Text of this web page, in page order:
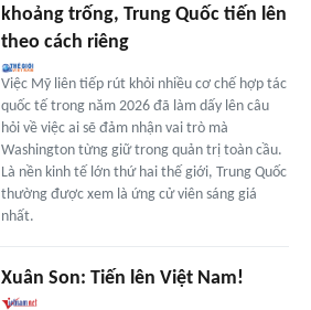
khoảng trống, Trung Quốc tiến lên
theo cách riêng
Việc Mỹ liên tiếp rút khỏi nhiều cơ chế hợp tác
quốc tế trong năm 2026 đã làm dấy lên câu
hỏi về việc ai sẽ đảm nhận vai trò mà
Washington từng giữ trong quản trị toàn cầu.
Là nền kinh tế lớn thứ hai thế giới, Trung Quốc
thường được xem là ứng cử viên sáng giá
nhất.
Xuân Son: Tiến lên Việt Nam!